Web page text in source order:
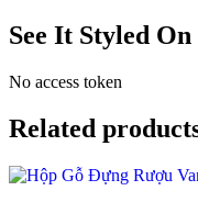
See It Styled
No access token
Related